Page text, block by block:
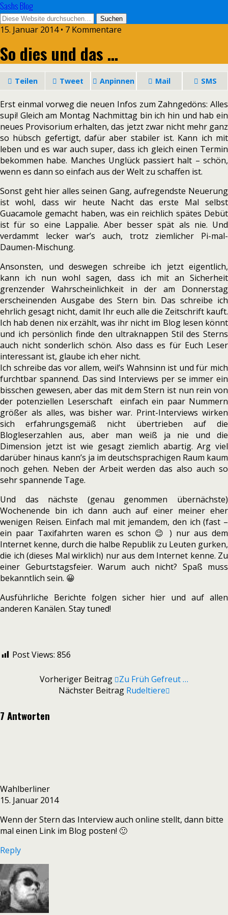
Sashs Blog
15. Januar 2014 • 7 Kommentare
So dies und das …
Teilen Tweet Anpinnen Mail SMS
Erst einmal vorweg die neuen Infos zum Zahngedöns: Alles
supi! Gleich am Montag Nachmittag bin ich hin und hab ein
neues Provisorium erhalten, das jetzt zwar nicht mehr ganz
so hübsch gefertigt, dafür aber stabiler ist. Kann ich mit
leben und es war auch super, dass ich gleich einen Termin
bekommen habe. Manches Unglück passiert halt – schön,
wenn es dann so einfach aus der Welt zu schaffen ist.
Sonst geht hier alles seinen Gang, aufregendste Neuerung
ist wohl, dass wir heute Nacht das erste Mal selbst
Guacamole gemacht haben, was ein reichlich spätes Debüt
ist für so eine Lappalie. Aber besser spät als nie. Und
verdammt lecker war’s auch, trotz ziemlicher Pi-mal-
Daumen-Mischung.
Ansonsten, und deswegen schreibe ich jetzt eigentlich,
kann ich nun wohl sagen, dass ich mit an Sicherheit
grenzender Wahrscheinlichkeit in der am Donnerstag
erscheinenden Ausgabe des Stern bin. Das schreibe ich
ehrlich gesagt nicht, damit Ihr euch alle die Zeitschrift kauft.
Ich hab denen nix erzählt, was ihr nicht im Blog lesen könnt
und ich persönlich finde den ultraknappen Stil des Sterns
auch nicht sonderlich schön. Also dass es für Euch Leser
interessant ist, glaube ich eher nicht.
Ich schreibe das vor allem, weil’s Wahnsinn ist und für mich
furchtbar spannend. Das sind Interviews per se immer ein
bisschen gewesen, aber das mit dem Stern ist nun rein von
der potenziellen Leserschaft einfach ein paar Nummern
größer als alles, was bisher war. Print-Interviews wirken
sich erfahrungsgemäß nicht übertrieben auf die
Blogleserzahlen aus, aber man weiß ja nie und die
Dimension jetzt ist wie gesagt ziemlich abartig. Arg viel
darüber hinaus kann’s ja im deutschsprachigen Raum kaum
noch gehen. Neben der Arbeit werden das also auch so
sehr spannende Tage.
Und das nächste (genau genommen übernächste)
Wochenende bin ich dann auch auf einer meiner eher
wenigen Reisen. Einfach mal mit jemandem, den ich (fast –
ein paar Taxifahrten waren es schon 😉 ) nur aus dem
Internet kenne, durch die halbe Republik zu Leuten gurken,
die ich (dieses Mal wirklich) nur aus dem Internet kenne. Zu
einer Geburtstagsfeier. Warum auch nicht? Spaß muss
bekanntlich sein. 😀
Ausführliche Berichte folgen sicher hier und auf allen
anderen Kanälen. Stay tuned!
Post Views: 856
Vorheriger Beitrag
Zu Früh Gefreut …
Nächster Beitrag Rudeltiere
7 Antworten
Wahlberliner
15. Januar 2014
Wenn der Stern das Interview auch online stellt, dann bitte
mal einen Link im Blog posten! 🙂
Reply